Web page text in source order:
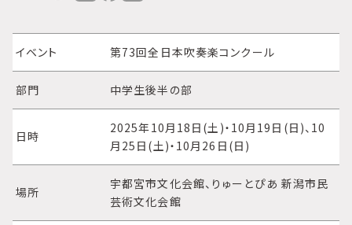
イベント 第73回全日本吹奏楽コンクール
部門 中学生後半の部
日時
2025年10月18日(土)・10月19日(日)、10
月25日(土)・10月26日(日)
場所
宇都宮市文化会館、りゅーとぴあ 新潟市民
芸術文化会館